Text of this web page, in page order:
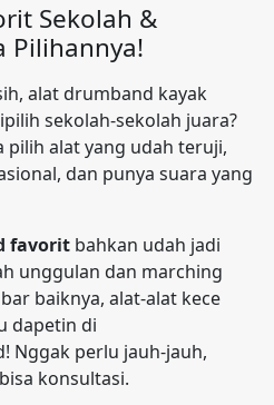
Sekolah &
Pilihannya!
alat drumband kayak
sekolah-sekolah juara?
pilih alat yang udah teruji,
dan punya suara yang
favorit bahkan udah jadi
unggulan dan marching
baiknya, alat-alat kece
dapetin di
Nggak perlu jauh-jauh,
konsultasi.